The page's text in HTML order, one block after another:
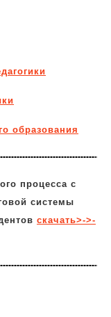
образования
процесса с
системы
скачать>->-